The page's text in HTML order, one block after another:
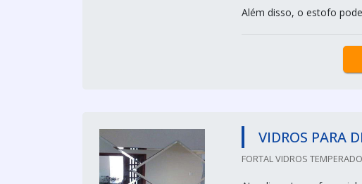
Além disso, o estofo
VIDROS PARA
FORTAL VIDROS